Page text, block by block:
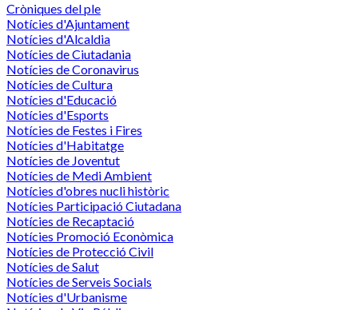
Cròniques del ple
Notícies d'Ajuntament
Notícies d'Alcaldia
Notícies de Ciutadania
Notícies de Coronavirus
Notícies de Cultura
Notícies d'Educació
Notícies d'Esports
Notícies de Festes i Fires
Notícies d'Habitatge
Notícies de Joventut
Notícies de Medi Ambient
Notícies d'obres nucli històric
Notícies Participació Ciutadana
Notícies de Recaptació
Notícies Promoció Econòmica
Notícies de Protecció Civil
Notícies de Salut
Notícies de Serveis Socials
Notícies d'Urbanisme